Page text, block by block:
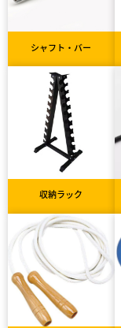
シャフト・バー
収納ラック